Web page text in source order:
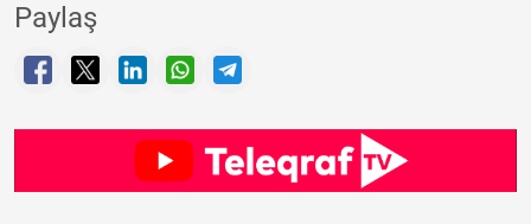
Paylaş